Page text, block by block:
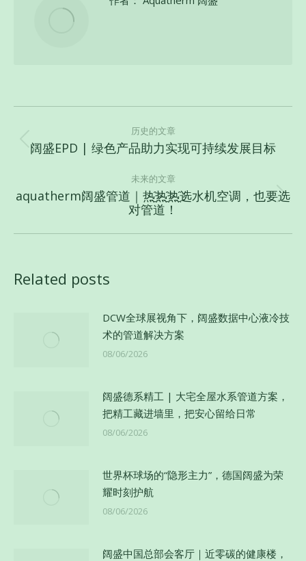
历史的文章
历
的
文
章：
阔盛EPD | 绿色产品助力实现可持续发展目标
未来的文章
未
来
的
aquatherm阔盛管道｜热҈热҈热҈选水机空调，也要选
对管道！
Related posts
DCW全球展视角下，阔盛数据中心液冷技
术的管道解决方案
08/06/2026
阔盛德系精工 | 大宅全屋水系管道方案，
把精工藏进墙里，把安心留给日常
08/06/2026
世界杯球场的“隐形主力”，德国阔盛为荣
耀时刻护航
08/06/2026
阔盛中国总部会客厅｜近零碳的健康楼，